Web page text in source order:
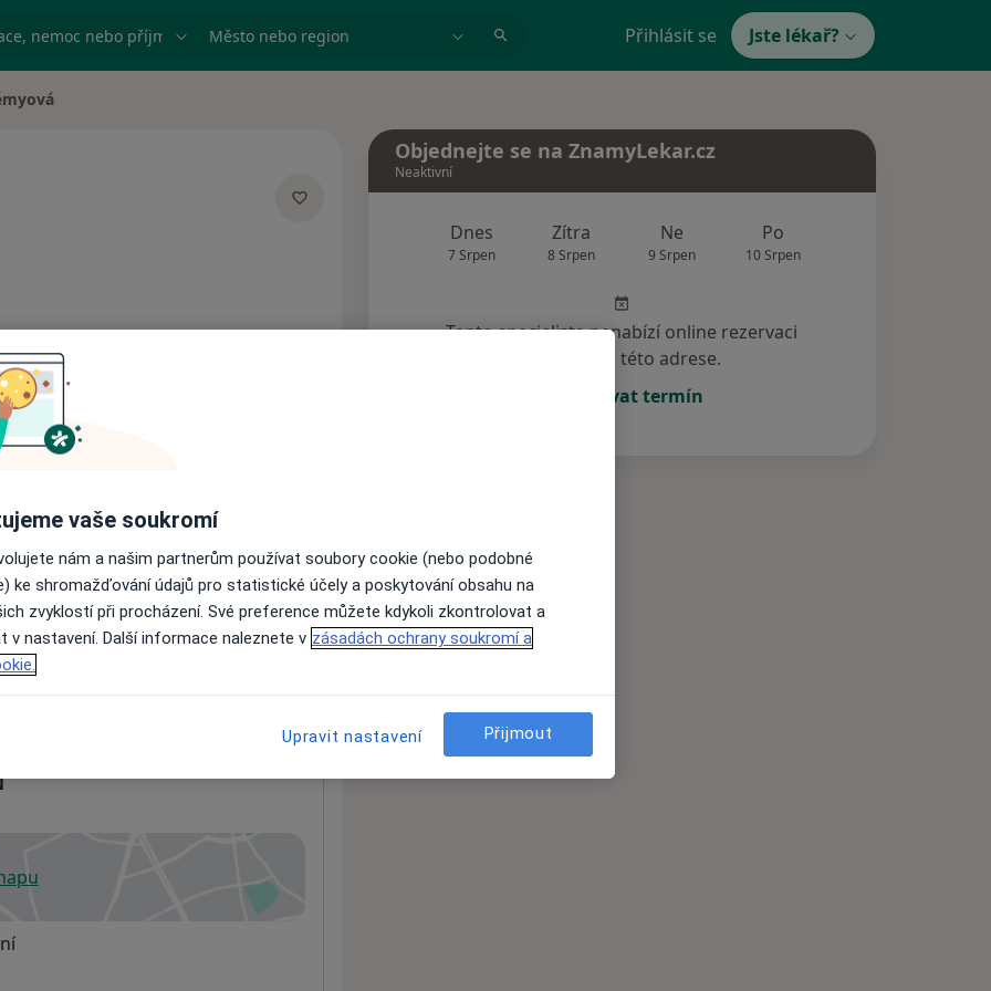
nemoc nebo příjmení Město nebo region Přihlásit se Jste lékař?
nejsou k dispozici
informace o svých službách.
v nové záložce
Objednejte se na ZnamyLekar.cz
Neaktivní
Dnes
7 Srpen
Zítra
8 Srpen
Ne
9 Srpen
Po
10 Srpen
Tento specialista nenabízí online rezervaci
termínu na této adrese.
Rezervovat termín
vaše soukromí
nám a našim partnerům používat soubory cookie (nebo podobné
ke shromažďování údajů pro statistické účely a poskytování obsahu na
zvyklostí při procházení. Své preference můžete kdykoli zkontrolovat a
v nastavení. Další informace naleznete v zásadách ochrany soukromí a
Upravit nastavení Přijmout